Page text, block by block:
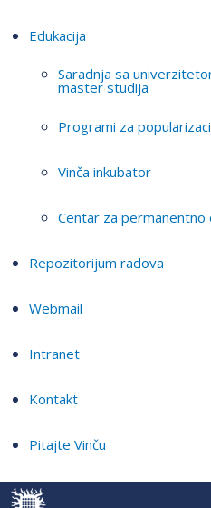
Edukacija
Saradnja sa
master studija
Programi za
Vinča inkubator
Centar za permanentno
Repozitorijum radova
Webmail
Intranet
Kontakt
Pitajte Vinču